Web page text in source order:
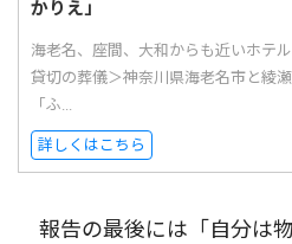
かりえ」
海老名、座間、大和からも近いホテ
貸切の葬儀＞神奈川県海老名市と綾
「ふ...
詳しくはこちら
報告の最後には「自分は